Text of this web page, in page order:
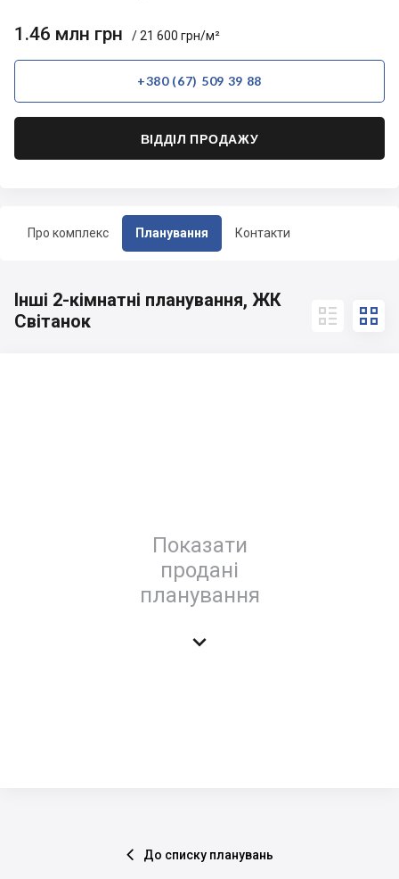
Про комплекс Планування Контакти
1.46 млн грн / 21 600 грн/м²
+380 (67) 509 39 88
ВІДДІЛ ПРОДАЖУ
Інші 2-кімнатні планування, ЖК
Світанок
 
Показати
продані
планування

 До списку планувань